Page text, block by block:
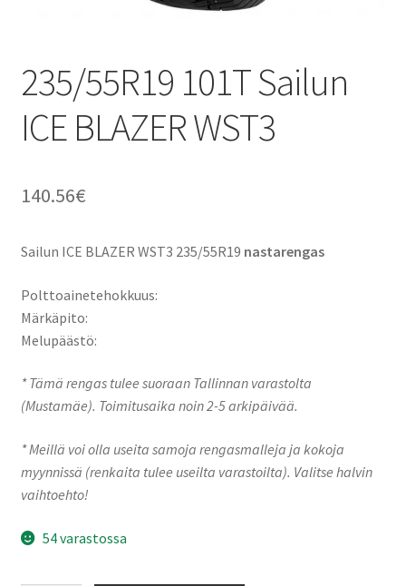
235/55R19 101T Sailun
ICE BLAZER WST3
140.56€
Sailun ICE BLAZER WST3 235/55R19 nastarengas
Polttoainetehokkuus:
Märkäpito:
Melupäästö:
* Tämä rengas tulee suoraan Tallinnan varastolta
(Mustamäe). Toimitusaika noin 2-5 arkipäivää.
* Meillä voi olla useita samoja rengasmalleja ja kokoja
myynnissä (renkaita tulee useilta varastoilta). Valitse halvin
vaihtoehto!
54 varastossa